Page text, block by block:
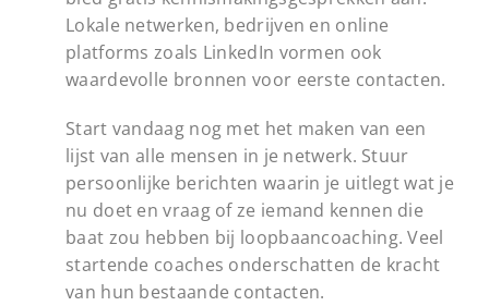
Lokale netwerken, bedrijven en online
platforms zoals LinkedIn vormen ook
waardevolle bronnen voor eerste contacten.
Start vandaag nog met het maken van een
lijst van alle mensen in je netwerk. Stuur
persoonlijke berichten waarin je uitlegt wat je
nu doet en vraag of ze iemand kennen die
baat zou hebben bij loopbaancoaching. Veel
startende coaches onderschatten de kracht
van hun bestaande contacten.